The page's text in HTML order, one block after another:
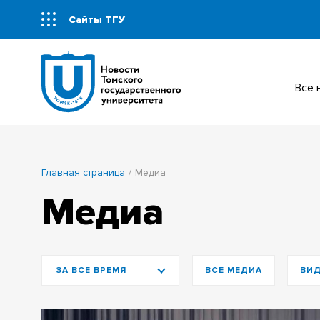
Сайты ТГУ
Главная страница Медиа
Медиа
ЗА ВСЕ ВРЕМЯ ВСЕ МЕДИА